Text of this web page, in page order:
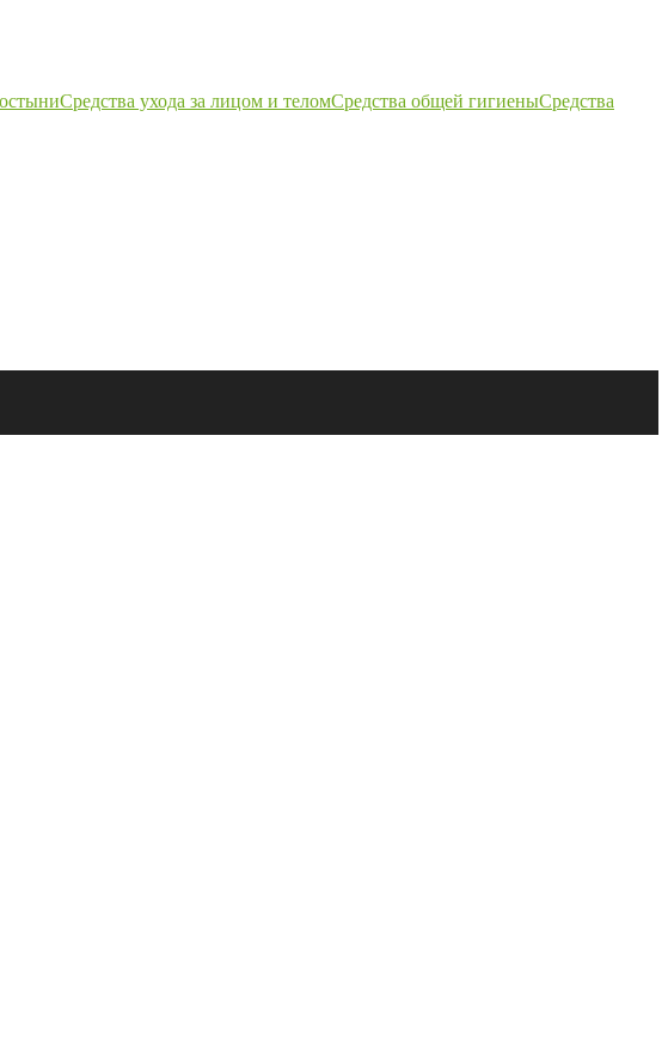
Средства ухода за лицом и теломСредства общей гигиеныСредства